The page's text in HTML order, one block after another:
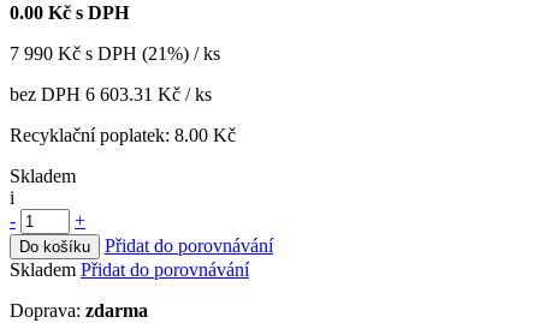
0.00 Kč s DPH
7 990 Kč s DPH (21%) / ks
bez DPH 6 603.31 Kč / ks
Recyklační poplatek: 8.00 Kč
Skladem
i
-
+
Do košíku
Přidat do porovnávání
Skladem Přidat do porovnávání
Doprava: zdarma